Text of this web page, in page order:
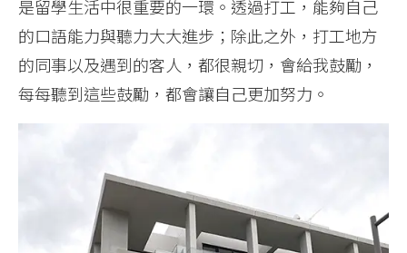
是留學生活中很重要的一環。透過打工，能夠自己
的口語能力與聽力大大進步；除此之外，打工地方
的同事以及遇到的客人，都很親切，會給我鼓勵，
每每聽到這些鼓勵，都會讓自己更加努力。